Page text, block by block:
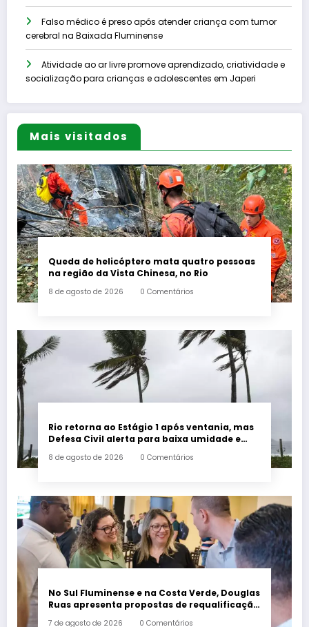
Falso médico é preso após atender criança com tumor
cerebral na Baixada Fluminense
Atividade ao ar livre promove aprendizado, criatividade e
socialização para crianças e adolescentes em Japeri
Mais visitados
Queda de helicóptero mata quatro pessoas
na região da Vista Chinesa, no Rio
8 de agosto de 2026 0 Comentários
Rio retorna ao Estágio 1 após ventania, mas
Defesa Civil alerta para baixa umidade e
8 de agosto de 2026 0 Comentários
No Sul Fluminense e na Costa Verde, Douglas
Ruas apresenta propostas de requalificação
7 de agosto de 2026 0 Comentários